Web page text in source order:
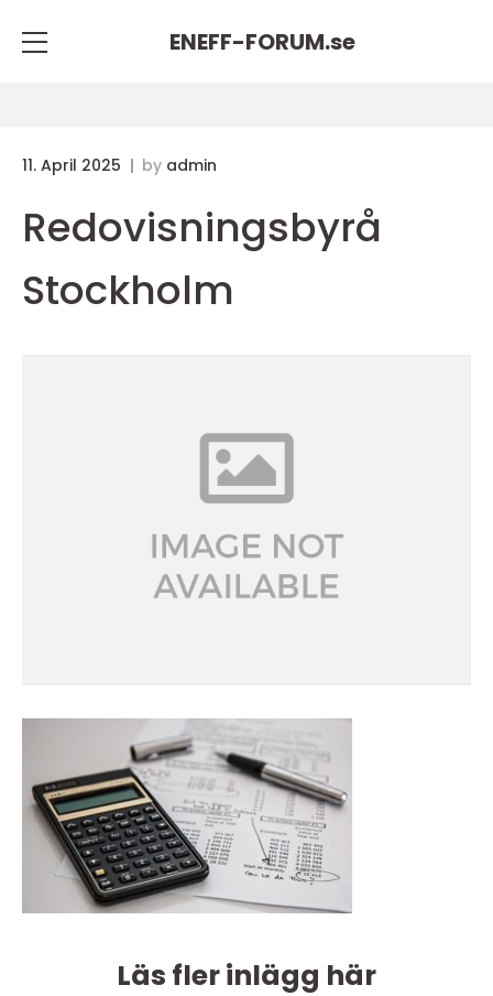
ENEFF-FORUM.se
11. April 2025 by admin
Redovisningsbyrå
Stockholm
Läs fler inlägg här